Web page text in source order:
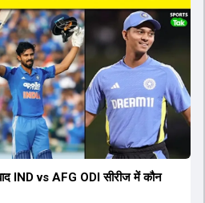
IND vs AFG ODI सीरीज में कौन